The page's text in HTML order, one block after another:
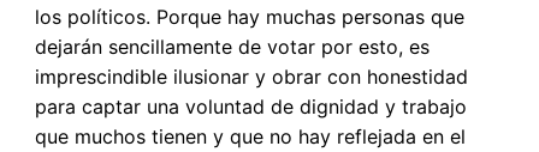
los políticos. Porque hay muchas personas que
dejarán sencillamente de votar por esto, es
imprescindible ilusionar y obrar con honestidad
para captar una voluntad de dignidad y trabajo
que muchos tienen y que no hay reflejada en el